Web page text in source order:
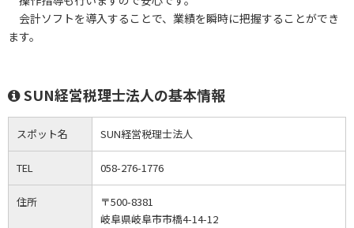
会計ソフトを導入することで、業績を瞬時に把握することができ
ます。
SUN経営税理士法人の基本情報
スポット名 SUN経営税理士法人
TEL 058-276-1776
住所
〒500-8381
岐阜県岐阜市市橋4-14-12